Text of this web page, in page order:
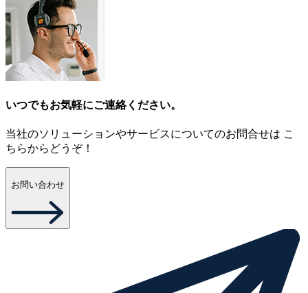
いつでもお気軽にご連絡ください。
当社のソリューションやサービスについてのお問合せは こ
ちらからどうぞ！
お問い合わせ